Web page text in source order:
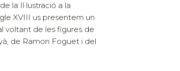
la Il·lustració a la
XVIII us presentem un
voltant de les figures de
de Ramon Foguet i del